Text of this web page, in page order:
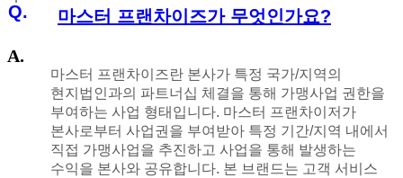
마스터 프랜차이즈가 무엇인가요?
마스터 프랜차이즈란 본사가 특정 국가/지역의
현지법인과의 파트너십 체결을 통해 가맹사업 권한을
부여하는 사업 형태입니다. 마스터 프랜차이저가
본사로부터 사업권을 부여받아 특정 기간/지역 내에서
직접 가맹사업을 추진하고 사업을 통해 발생하는
수익을 본사와 공유합니다. 본 브랜드는 고객 서비스